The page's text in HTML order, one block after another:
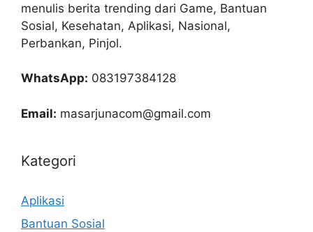
menulis berita trending dari Game, Bantuan
Sosial, Kesehatan, Aplikasi, Nasional,
Perbankan, Pinjol.
WhatsApp: 083197384128
Email: masarjunacom@gmail.com
Kategori
Aplikasi
Bantuan Sosial